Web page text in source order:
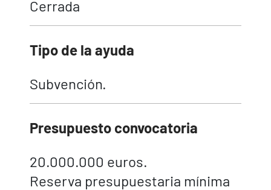
Cerrada
Tipo de la ayuda
Subvención.
Presupuesto convocatoria
20.000.000 euros.
Reserva presupuestaria mínima